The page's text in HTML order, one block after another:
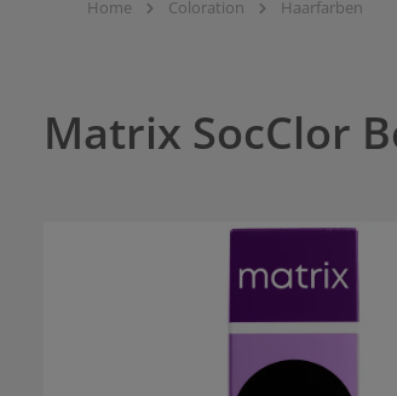
Home Coloration Haarfarben
Matrix SocClor
Bildergalerie überspringen